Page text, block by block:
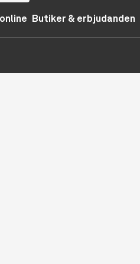
Butiker & erbjudanden